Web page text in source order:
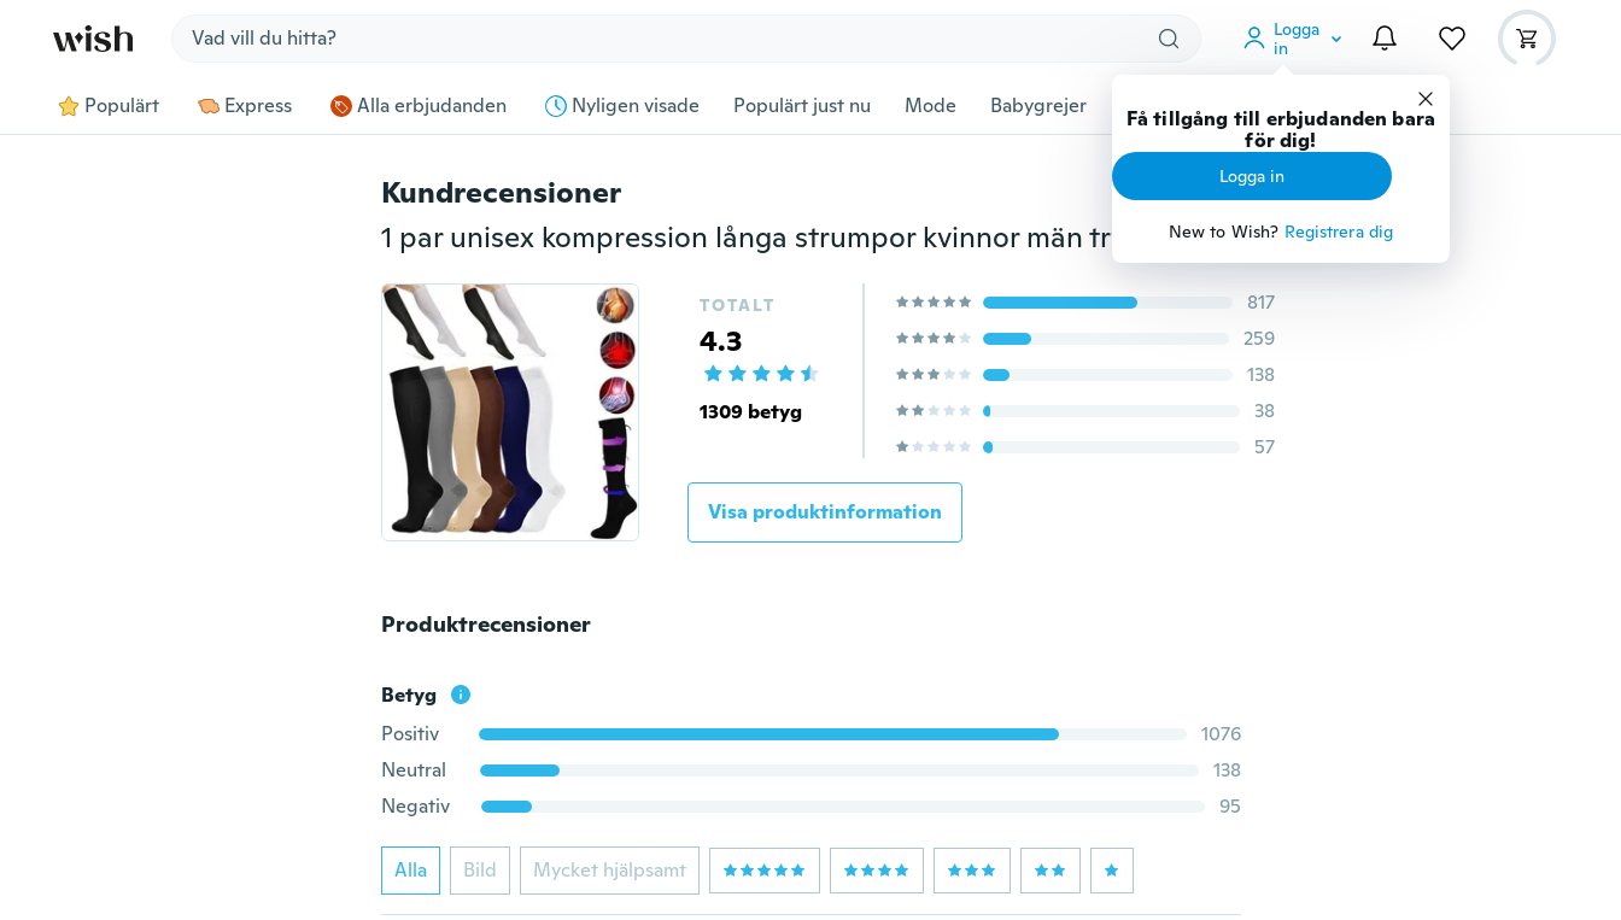
Logga
in
Få tillgång till erbjudanden bara
för dig!
Logga in
New to Wish? Registrera dig
Populärt Express Alla erbjudanden Nyligen visade Populärt just nu Mode Babygrejer Djurtillbehör Teknikprylar Mer
Kundrecensioner
1 par unisex kompression långa strumpor kvinnor män tryck åderbråck ben lindring smärta knä höga strumpor S-XXXL
TOTALT
4.3
1309 betyg
817
259
138
38
57
Visa produktinformation
Produktrecensioner
Betyg
Positiv
1076
Neutral
138
Negativ
95
Alla Bild Mycket hjälpsamt